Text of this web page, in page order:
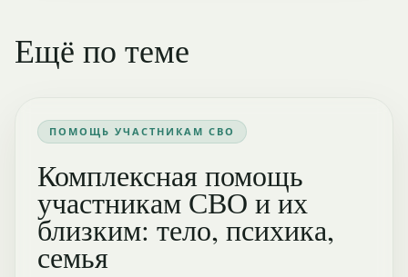
Ещё по теме
ПОМОЩЬ УЧАСТНИКАМ СВО
Комплексная помощь
участникам СВО и их
близким: тело, психика,
семья